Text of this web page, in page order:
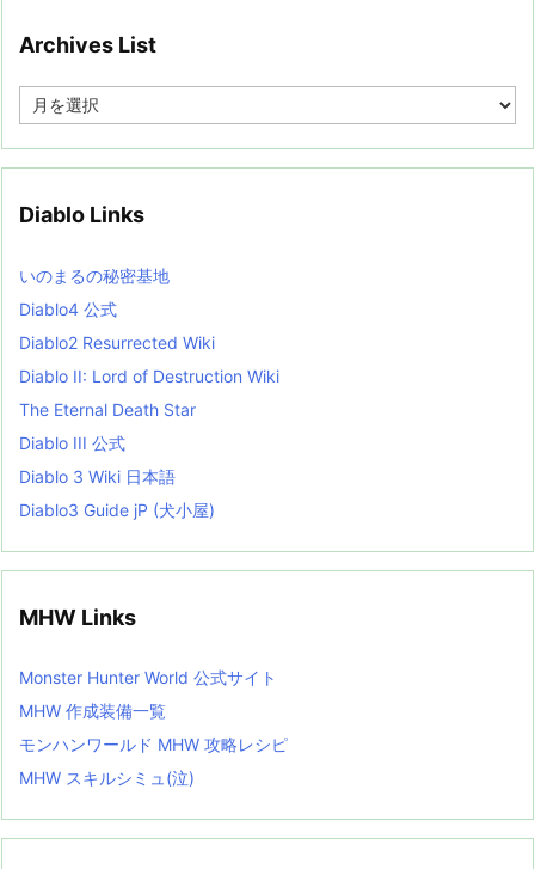
Archives List
e
i
s
t
Diablo Links
いのまるの秘密基地
Diablo4 公式
Diablo2 Resurrected Wiki
Diablo II: Lord of Destruction Wiki
The Eternal Death Star
Diablo III 公式
Diablo 3 Wiki 日本語
Diablo3 Guide jP (犬小屋)
MHW Links
Monster Hunter World 公式サイト
MHW 作成装備一覧
モンハンワールド MHW 攻略レシピ
MHW スキルシミュ(泣)